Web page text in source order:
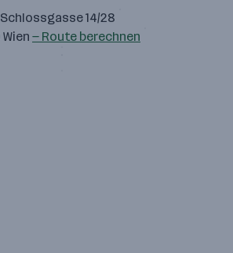
Schlossgasse 14/28
Wien — Route berechnen